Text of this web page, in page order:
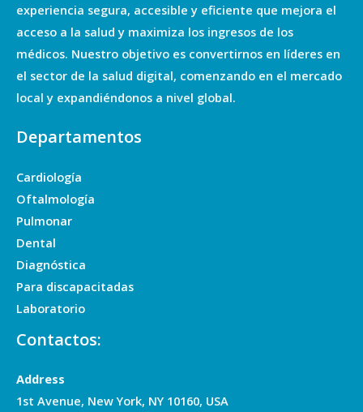
experiencia segura, accesible y eficiente que mejora el
acceso a la salud y maximiza los ingresos de los
médicos. Nuestro objetivo es convertirnos en líderes en
el sector de la salud digital, comenzando en el mercado
local y expandiéndonos a nivel global.
Departamentos
Cardiología
Oftalmología
Pulmonar
Dental
Diagnóstica
Para discapacitadas
Laboratorio
Contactos:
Address
1st Avenue, New York, NY 10160, USA